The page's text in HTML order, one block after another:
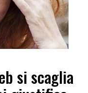
si scaglia